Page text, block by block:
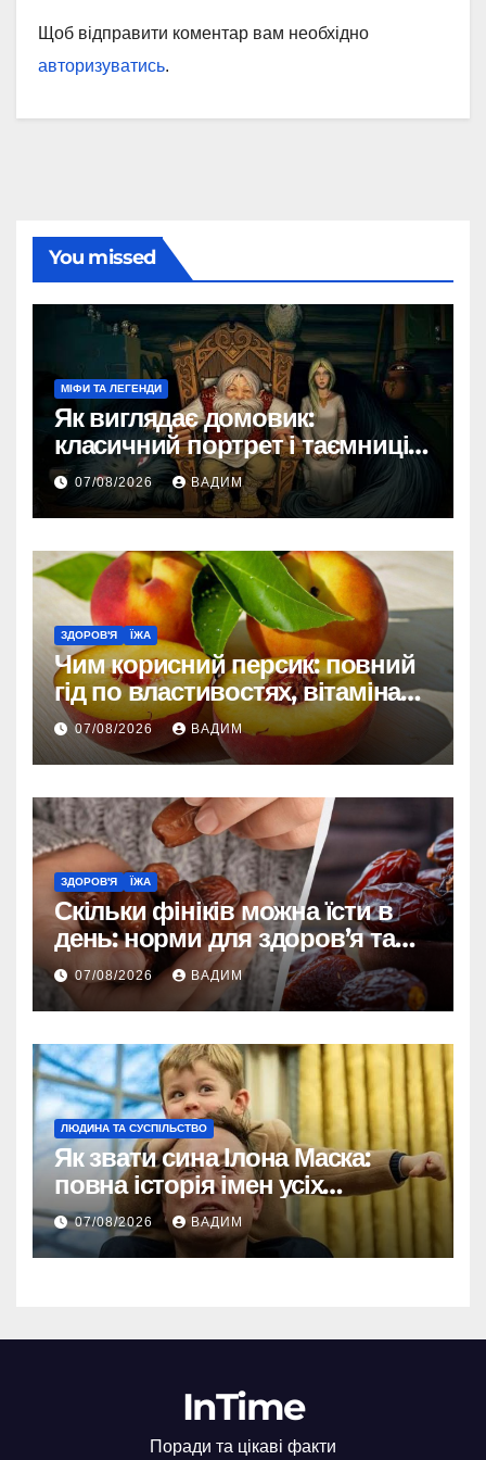
Щоб відправити коментар вам необхідно
авторизуватись.
You missed
МІФИ ТА ЛЕГЕНДИ
Як виглядає домовик:
класичний портрет і таємниці
зовнішності
07/08/2026 ВАДИМ
ЗДОРОВ'Я ЇЖА
Чим корисний персик: повний
гід по властивостях, вітамінах і
впливі на організм
07/08/2026 ВАДИМ
ЗДОРОВ'Я ЇЖА
Скільки фініків можна їсти в
день: норми для здоров’я та
енергії
07/08/2026 ВАДИМ
ЛЮДИНА ТА СУСПІЛЬСТВО
Як звати сина Ілона Маска:
повна історія імен усіх
хлопчиків мільярдера
07/08/2026 ВАДИМ
InTime
Поради та цікаві факти